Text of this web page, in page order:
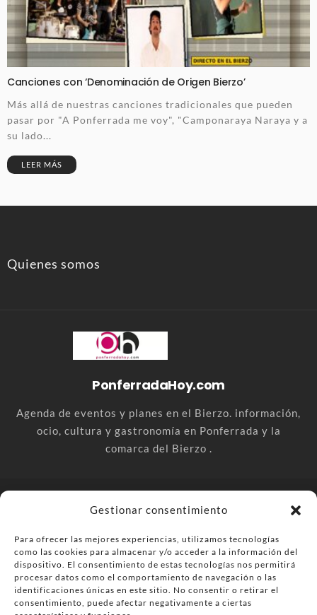
Gestionar consentimiento
Para ofrecer las mejores experiencias, utilizamos tecnologías
como las cookies para almacenar y/o acceder a la información del
dispositivo. El consentimiento de estas tecnologías nos permitirá
procesar datos como el comportamiento de navegación o las
identificaciones únicas en este sitio. No consentir o retirar el
consentimiento, puede afectar negativamente a ciertas
Canciones con ‘Denominación de Origen Bierzo’
Más allá de nuestras canciones tradicionales que pueden
pasar por "A Ponferrada me voy", "Camponaraya Naraya y a
su lado...
LEER MÁS
Quienes somos
PonferradaHoy.com
Agenda de eventos y planes en el Bierzo. información,
ocio, cultura y gastronomía en Ponferrada y la
comarca del Bierzo .
comarca del Bierzo
Anúnciate
Más información sobre las cookies
Envía tu negocio
Contacta Política de privacidad